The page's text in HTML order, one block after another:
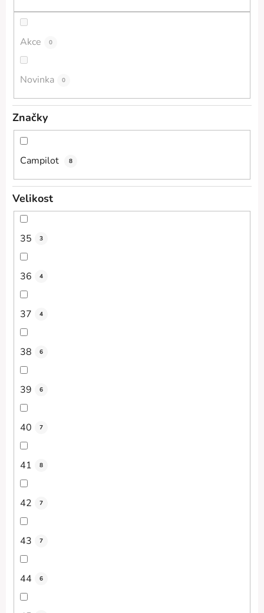
Akce 0
Novinka 0
Značky
Campilot 8
Velikost
35 3
36 4
37 4
38 6
39 6
40 7
41 8
42 7
43 7
44 6